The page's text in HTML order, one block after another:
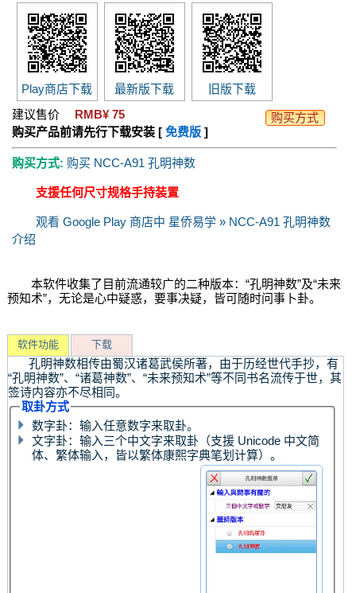
Play商店下载 最新版下载
旧版下载
建议售价
RMB¥ 75
购买方式
购买产品前请先行下载安装 [ 免费版]
购买方式: 购买 NCC-A91 孔明神数
支援任何尺寸规格手持装置
观看 Google Play 商店中 星侨易学 » NCC-A91 孔明神数
介绍
本软件收集了目前流通较广的二种版本：“孔明神数”及“未来
预知术”，无论是心中疑惑，要事决疑，皆可随时问事卜卦。
软件功能 下载
孔明神数相传由蜀汉诸葛武侯所著，由于历经世代手抄，有
“孔明神数”、“诸葛神数”、“未来预知术”等不同书名流传于世，其
签诗内容亦不尽相同。
取卦方式
数字卦：输入任意数字来取卦。
文字卦：输入三个中文字来取卦（支援 Unicode 中文简
体、繁体输入，皆以繁体康熙字典笔划计算）。